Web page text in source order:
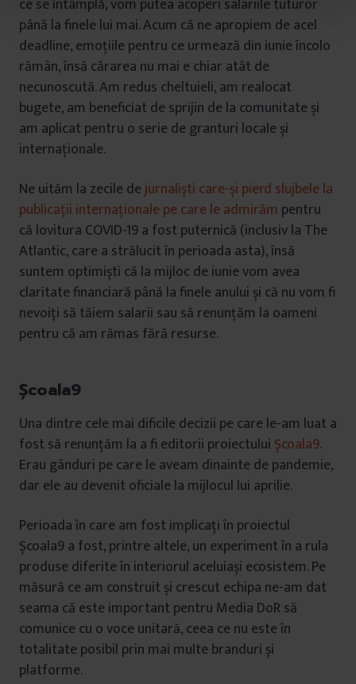
până la finele lui mai. Acum că ne apropiem de acel
deadline, emoțiile pentru ce urmează din iunie încolo
rămân, însă cărarea nu mai e chiar atât de
necunoscută. Am redus cheltuieli, am realocat
bugete, am beneficiat de sprijin de la comunitate și
am aplicat pentru o serie de granturi locale și
internaționale.
Ne uităm la zecile dejurnaliști care-și pierd slujbele la
publicații internaționale pe care le admirăm pentru
că lovitura COVID-19 a fost puternică (inclusiv la The
Atlantic, care a strălucit în perioada asta), însă
suntem optimiști că la mijloc de iunie vom avea
claritate financiară până la finele anului și că nu vom fi
nevoiți să tăiem salarii sau să renunțăm la oameni
pentru că am rămas fără resurse.
Școala9
Una dintre cele mai dificile decizii pe care le-am luat a
fost să renunțăm la a fi editorii proiectului Școala9.
Erau gânduri pe care le aveam dinainte de pandemie,
dar ele au devenit oficiale la mijlocul lui aprilie.
Perioada în care am fost implicați în proiectul
Școala9 a fost, printre altele, un experiment în a rula
produse diferite în interiorul aceluiași ecosistem. Pe
măsură ce am construit și crescut echipa ne-am dat
seama că este important pentru Media DoR să
comunice cu o voce unitară, ceea ce nu este în
totalitate posibil prin mai multe branduri și
platforme.